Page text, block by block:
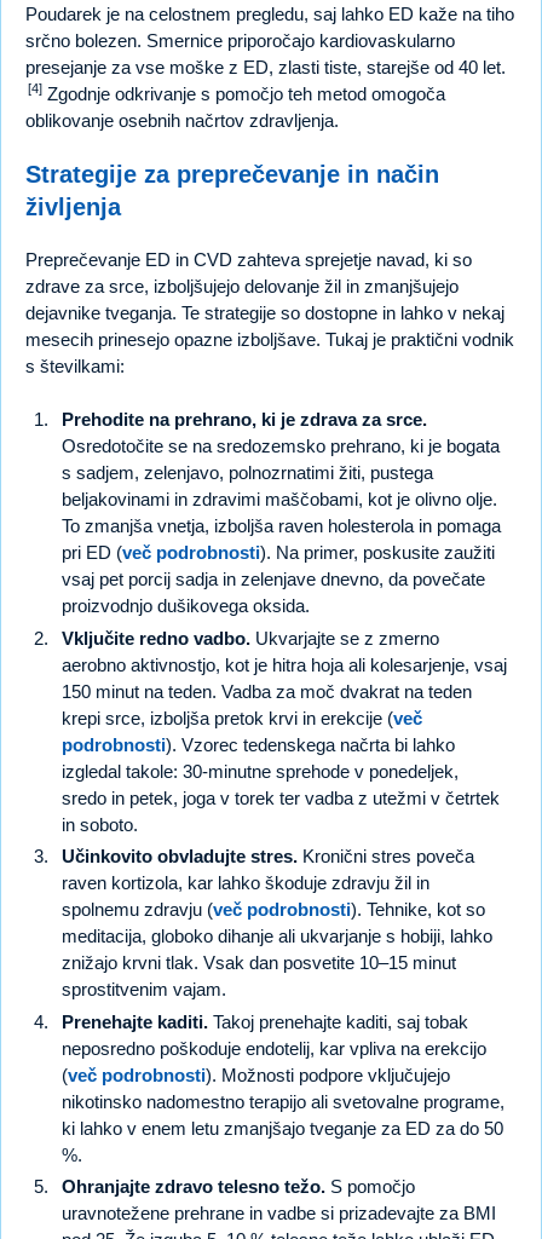
Poudarek je na celostnem pregledu, saj lahko ED kaže na tiho
srčno bolezen. Smernice priporočajo kardiovaskularno
presejanje za vse moške z ED, zlasti tiste, starejše od 40 let.
[4] Zgodnje odkrivanje s pomočjo teh metod omogoča
oblikovanje osebnih načrtov zdravljenja.
Strategije za preprečevanje in način
življenja
Preprečevanje ED in CVD zahteva sprejetje navad, ki so
zdrave za srce, izboljšujejo delovanje žil in zmanjšujejo
dejavnike tveganja. Te strategije so dostopne in lahko v nekaj
mesecih prinesejo opazne izboljšave. Tukaj je praktični vodnik
s številkami:
Prehodite na prehrano, ki je zdrava za srce.
Osredotočite se na sredozemsko prehrano, ki je bogata
s sadjem, zelenjavo, polnozrnatimi žiti, pustega
beljakovinami in zdravimi maščobami, kot je olivno olje.
To zmanjša vnetja, izboljša raven holesterola in pomaga
pri ED (več podrobnosti). Na primer, poskusite zaužiti
vsaj pet porcij sadja in zelenjave dnevno, da povečate
proizvodnjo dušikovega oksida.
Vključite redno vadbo. Ukvarjajte se z zmerno
aerobno aktivnostjo, kot je hitra hoja ali kolesarjenje, vsaj
150 minut na teden. Vadba za moč dvakrat na teden
krepi srce, izboljša pretok krvi in erekcije (več
podrobnosti). Vzorec tedenskega načrta bi lahko
izgledal takole: 30-minutne sprehode v ponedeljek,
sredo in petek, joga v torek ter vadba z utežmi v četrtek
in soboto.
Učinkovito obvladujte stres. Kronični stres poveča
raven kortizola, kar lahko škoduje zdravju žil in
spolnemu zdravju (več podrobnosti). Tehnike, kot so
meditacija, globoko dihanje ali ukvarjanje s hobiji, lahko
znižajo krvni tlak. Vsak dan posvetite 10–15 minut
sprostitvenim vajam.
Prenehajte kaditi. Takoj prenehajte kaditi, saj tobak
neposredno poškoduje endotelij, kar vpliva na erekcijo
(več podrobnosti). Možnosti podpore vključujejo
nikotinsko nadomestno terapijo ali svetovalne programe,
ki lahko v enem letu zmanjšajo tveganje za ED za do 50
%.
Ohranjajte zdravo telesno težo. S pomočjo
uravnotežene prehrane in vadbe si prizadevajte za BMI